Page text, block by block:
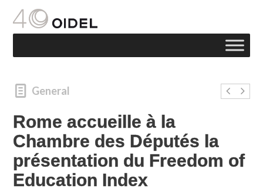
General
Rome accueille à la
Chambre des Députés la
présentation du Freedom of
Education Index